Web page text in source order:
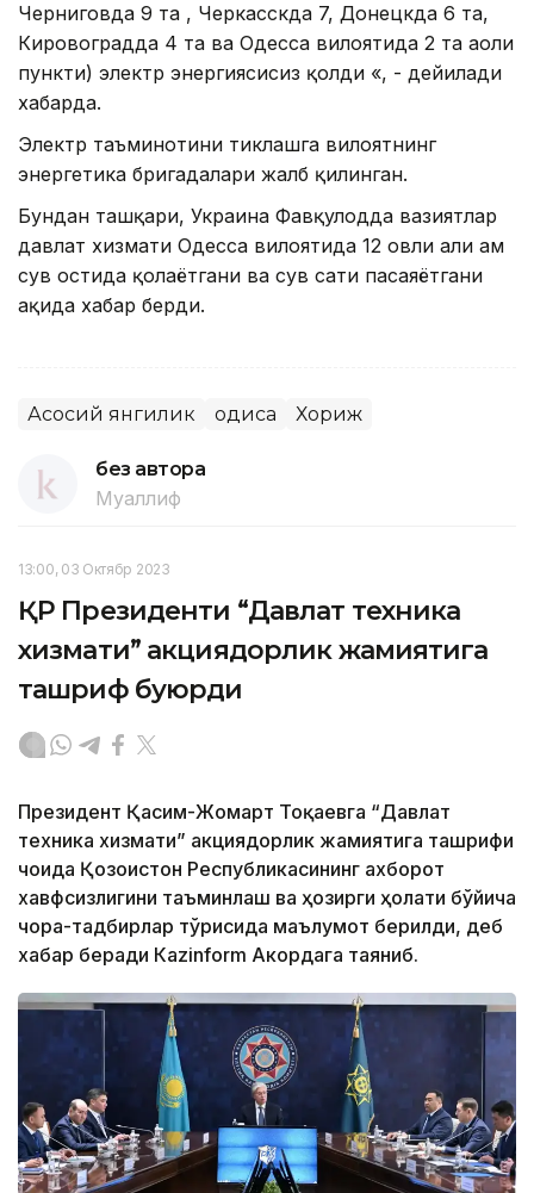
Черниговда 9 та , Черкасскда 7, Донецкда 6 та,
Кировоградда 4 та ва Одесса вилоятида 2 та аҳоли
пункти) электр энергиясисиз қолди «, - дейилади
хабарда.
Электр таъминотини тиклашга вилоятнинг
энергетика бригадалари жалб қилинган.
Бундан ташқари, Украина Фавқулодда вазиятлар
давлат хизмати Одесса вилоятида 12 ҳовли ҳали ҳам
сув остида қолаётгани ва сув сатҳи пасаяётгани
ҳақида хабар берди.
Асосий янгилик Ҳодиса Хориж
без автора
Муаллиф
13:00, 03 Октябр 2023
ҚР Президенти “Давлат техника
хизмати” акциядорлик жамиятига
ташриф буюрди
Президент Қасим-Жомарт Тоқаевга “Давлат
техника хизмати” акциядорлик жамиятига ташрифи
чоғида Қозоғистон Республикасининг ахборот
хавфсизлигини таъминлаш ва ҳозирги ҳолати бўйича
чора-тадбирлар тўғрисида маълумот берилди, деб
хабар беради Каzinform Акордага таяниб.